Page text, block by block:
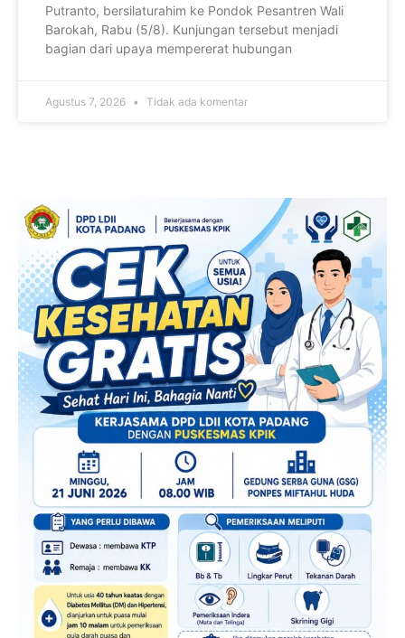
Putranto, bersilaturahim ke Pondok Pesantren Wali
Barokah, Rabu (5/8). Kunjungan tersebut menjadi
bagian dari upaya mempererat hubungan
Agustus 7, 2026 Tidak ada komentar